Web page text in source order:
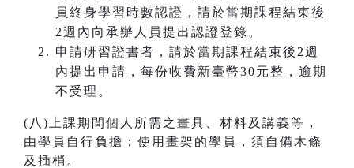
員終身學習時數認證，請於當期課程結束後
2週內向承辦人員提出認證登錄。
申請研習證書者，請於當期課程結束後2週
內提出申請，每份收費新臺幣30元整，逾期
不受理。
(八)上課期間個人所需之畫具、材料及講義等，
由學員自行負擔；使用畫架的學員，須自備木條
及插梢。